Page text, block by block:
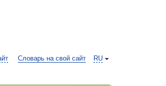
RU
Словарь на свой сайт